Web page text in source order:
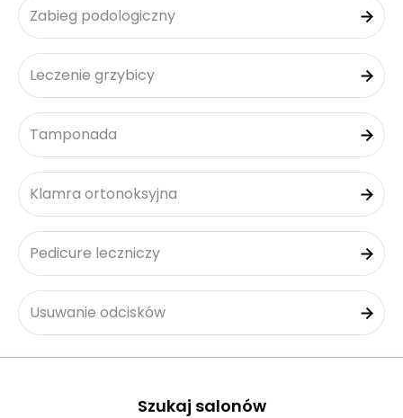
Zabieg podologiczny
Leczenie grzybicy
Tamponada
Klamra ortonoksyjna
Pedicure leczniczy
Usuwanie odcisków
Szukaj salonów